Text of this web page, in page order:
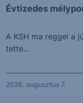
Évtizedes
A KSH ma reggel a
tette...
2026. augusztus 7.